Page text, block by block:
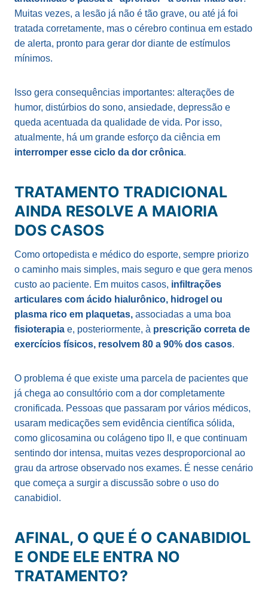
Muitas vezes, a lesão já não é tão grave, ou até já foi
tratada corretamente, mas o cérebro continua em estado
de alerta, pronto para gerar dor diante de estímulos
mínimos.
Isso gera consequências importantes: alterações de
humor, distúrbios do sono, ansiedade, depressão e
queda acentuada da qualidade de vida. Por isso,
atualmente, há um grande esforço da ciência em
interromper esse ciclo da dor crônica.
TRATAMENTO TRADICIONAL
AINDA RESOLVE A MAIORIA
DOS CASOS
Como ortopedista e médico do esporte, sempre priorizo
o caminho mais simples, mais seguro e que gera menos
custo ao paciente. Em muitos casos, infiltrações
articulares com ácido hialurônico, hidrogel ou
plasma rico em plaquetas, associadas a uma boa
fisioterapia e, posteriormente, à prescrição correta de
exercícios físicos, resolvem 80 a 90% dos casos.
O problema é que existe uma parcela de pacientes que
já chega ao consultório com a dor completamente
cronificada. Pessoas que passaram por vários médicos,
usaram medicações sem evidência científica sólida,
como glicosamina ou colágeno tipo II, e que continuam
sentindo dor intensa, muitas vezes desproporcional ao
grau da artrose observado nos exames. É nesse cenário
que começa a surgir a discussão sobre o uso do
canabidiol.
AFINAL, O QUE É O CANABIDIOL
E ONDE ELE ENTRA NO
TRATAMENTO?